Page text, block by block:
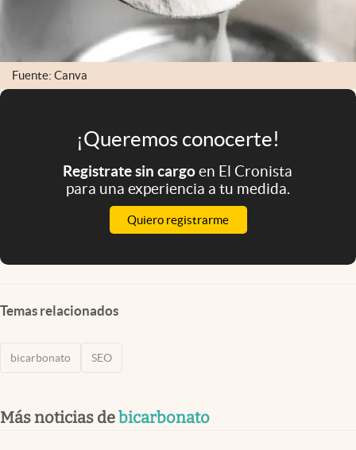
Fuente: Canva
¡Queremos conocerte!
Registrate sin cargoen El Cronista
para una experiencia a tu medida.
Quiero registrarme
Temas relacionados
bicarbonato SEO
Más noticias debicarbonato